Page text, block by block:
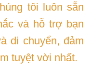
tôi luôn sẵn
và hỗ trợ bạn
di chuyển, đảm
tuyệt vời nhất.